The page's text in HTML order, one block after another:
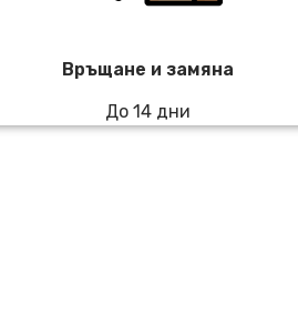
Връщане и замяна
До 14 дни